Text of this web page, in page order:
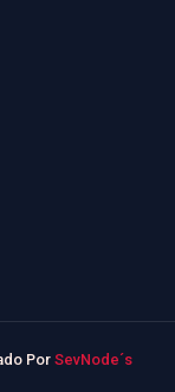
Por SevNode´s